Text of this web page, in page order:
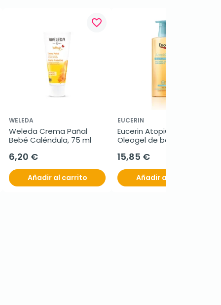
favorite_border
WELEDA
Weleda Crema Pañal
Bebé Caléndula, 75 ml
6,20 €
Añadir al carrito
EUCERIN
Eucerin AtopiControl
Oleogel de baño, 400 ml
15,85 €
Añadir al carrito